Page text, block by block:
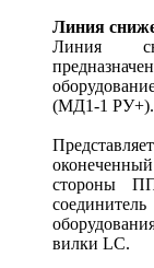
Линия
Линия
(МД1-1 РУ+).
стороны
вилки LC.